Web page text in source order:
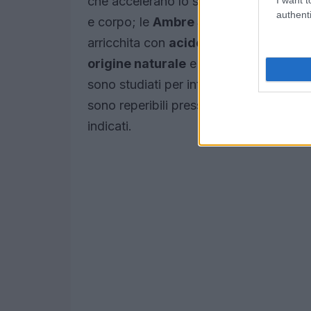
e corpo; le Ambre Solaire Natural
arricchita con acido ialuronico
origine naturale e tecnologie che
sono studiati per integrarsi alle
sono reperibili presso rivenditori come
indicati.